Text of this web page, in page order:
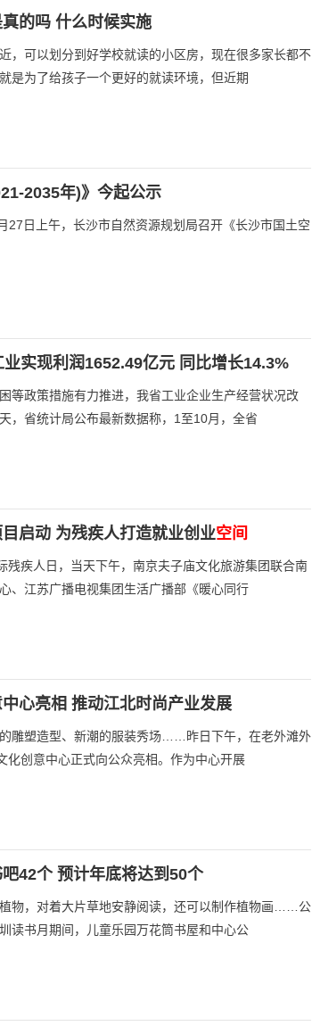
的吗 什么时候实施
，可以划分到好学校就读的小区房，现在很多家长都不
是为了给孩子一个更好的就读环境，但近期
2035年)》今起公示
27日上午，长沙市自然资源规划局召开《长沙市国土空
实现利润1652.49亿元 同比增长14.3%
等政策措施有力推进，我省工业企业生产经营状况改
，省统计局公布最新数据称，1至10月，全省
启动 为残疾人打造就业创业空间
残疾人日，当天下午，南京夫子庙文化旅游集团联合南
、江苏广播电视集团生活广播部《暖心同行
心亮相 推动江北时尚产业发展
雕塑造型、新潮的服装秀场……昨日下午，在老外滩外
化创意中心正式向公众亮相。作为中心开展
42个 预计年底将达到50个
物，对着大片草地安静阅读，还可以制作植物画……公
读书月期间，儿童乐园万花筒书屋和中心公